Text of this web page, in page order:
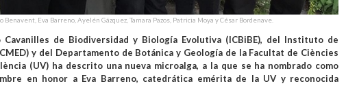
Benavent, Eva Barreno, Ayelén Gázquez, Tamara Pazos, Patricia Moya y César Bordenave.
de Biodiversidad y Biología Evolutiva (ICBiBE), del Instituto de
y del Departamento de Botánica y Geología de la Facultat de Ciències
(UV) ha descrito una nueva microalga, a la que se ha nombrado como
en honor a Eva Barreno, catedrática emérita de la UV y reconocida